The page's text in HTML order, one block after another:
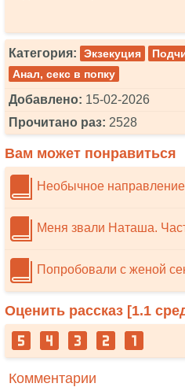
Категория: Экзекуция
Анал, секс в попку
Добавлено: 15-02-2026
Прочитано раз: 2528
Вам может понравиться
Необычное
Меня звали Наташа.
Попробовали с женой
Оценить рассказ [1.1
Комментарии